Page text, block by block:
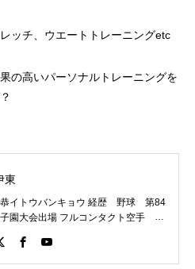
ッチ、ウエートトレーニングetc
の高いパーソナルトレーニングを
東
恭イトウバンキョウ 経歴 野球 第84
園大会出場 フルコンタクト空手 日
ト級新人王 FOKウェルター級王者
イト級日本王者 トレーニング依頼は